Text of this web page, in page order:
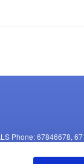
Phone: 67846678,
LV-1063, Latvia